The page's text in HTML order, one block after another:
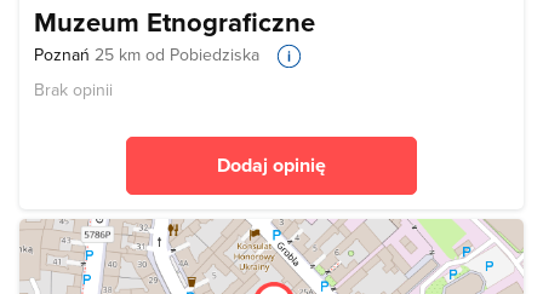
Muzeum Etnograficzne
Poznań 25 km od Pobiedziska
Brak opinii
Dodaj opinię